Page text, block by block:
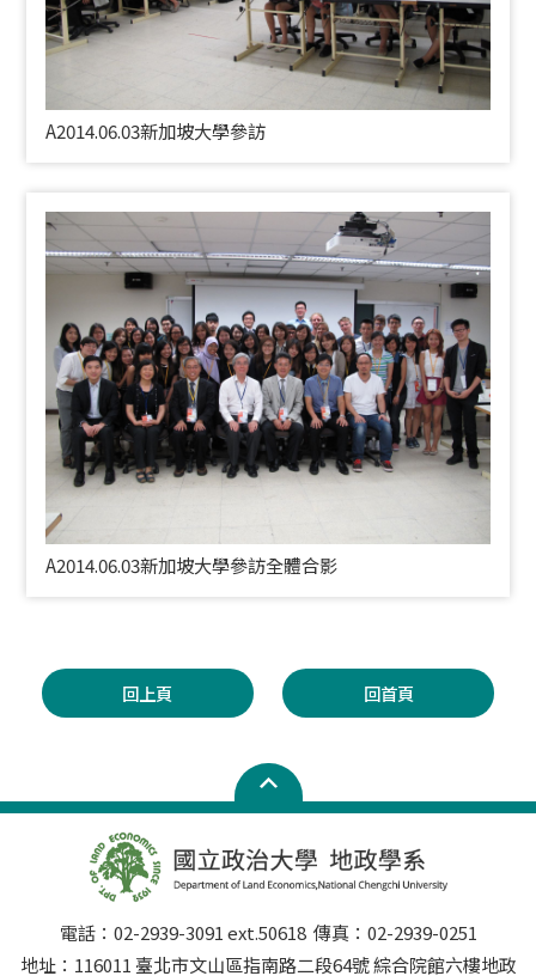
A2014.06.03新加坡大學參訪
A2014.06.03新加坡大學參訪全體合影
回上頁 回首頁
電話：02-2939-3091 ext.50618 傳真：02-2939-0251
地址：116011 臺北市文山區指南路二段64號 綜合院館六樓地政